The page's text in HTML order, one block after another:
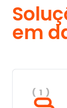
em
( 1 )